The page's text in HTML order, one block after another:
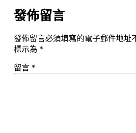
發佈留言
發佈留言必須填寫的電子郵件地址
標示為 *
留言 *